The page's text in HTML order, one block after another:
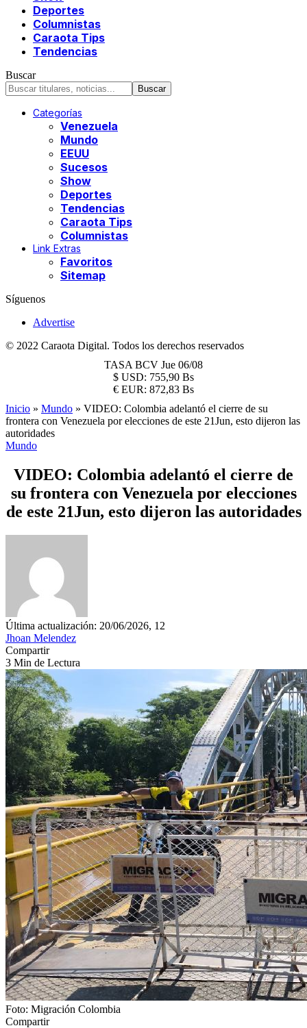
Deportes
Columnistas
Caraota Tips
Tendencias
Buscar
Categorías
Venezuela
Mundo
EEUU
Sucesos
Show
Deportes
Tendencias
Caraota Tips
Columnistas
Link Extras
Favoritos
Sitemap
Síguenos
Advertise
© 2022 Caraota Digital. Todos los derechos reservados
TASA BCV Jue 06/08
$ USD: 755,90 Bs
€ EUR: 872,83 Bs
Inicio » Mundo » VIDEO: Colombia adelantó el cierre de su
frontera con Venezuela por elecciones de este 21Jun, esto dijeron las
autoridades
Mundo
VIDEO: Colombia adelantó el cierre de
su frontera con Venezuela por elecciones
de este 21Jun, esto dijeron las autoridades
Última actualización: 20/06/2026, 12
Jhoan Melendez
Compartir
3 Min de Lectura
Foto: Migración Colombia
Compartir